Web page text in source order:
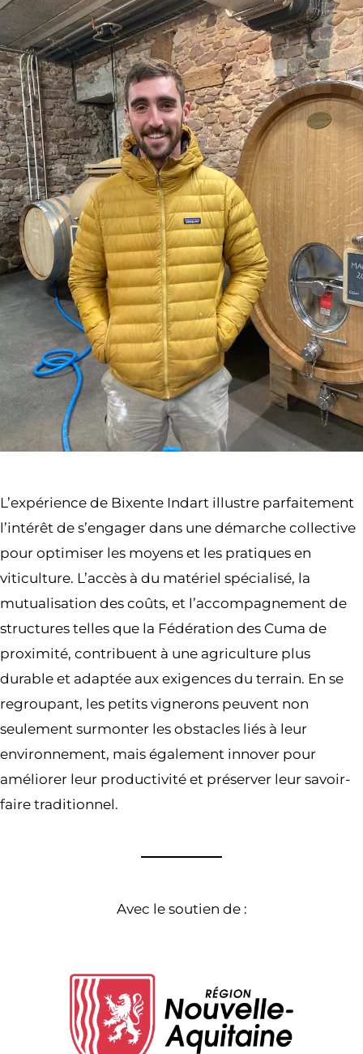
L’expérience de Bixente Indart illustre parfaitement
l’intérêt de s’engager dans une démarche collective
pour optimiser les moyens et les pratiques en
viticulture. L’accès à du matériel spécialisé, la
mutualisation des coûts, et l’accompagnement de
structures telles que la Fédération des Cuma de
proximité, contribuent à une agriculture plus
durable et adaptée aux exigences du terrain. En se
regroupant, les petits vignerons peuvent non
seulement surmonter les obstacles liés à leur
environnement, mais également innover pour
améliorer leur productivité et préserver leur savoir-
faire traditionnel.
Avec le soutien de :